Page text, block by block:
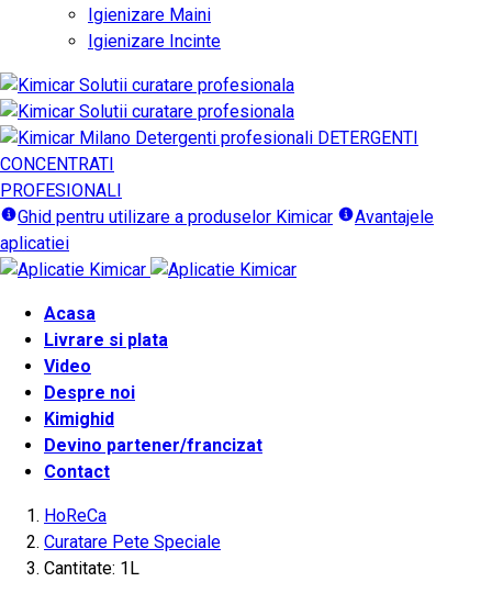
Igienizare Maini
Igienizare Incinte
DETERGENTI
CONCENTRATI
PROFESIONALI
Ghid pentru utilizare a produselor Kimicar
Avantajele
aplicatiei
Acasa
Livrare si plata
Video
Despre noi
Kimighid
Devino partener/francizat
Contact
HoReCa
Curatare Pete Speciale
Cantitate: 1L